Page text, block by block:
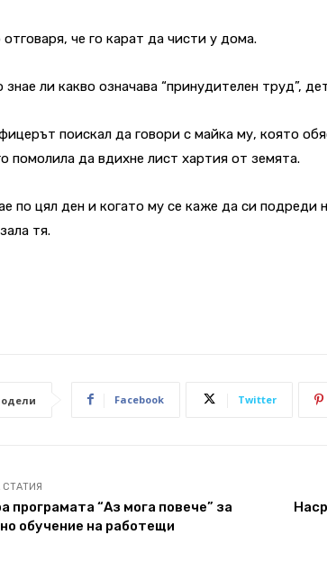
че го карат да чисти у дома.
знае ли какво означава “принудителен труд”,
поискал да говори с майка му, която
помолила да вдихне лист хартия от земята.
по цял ден и когато му се каже да си подреди
тя.
Facebook Twitter
програмата “Аз мога повече” за
обучение на работещи